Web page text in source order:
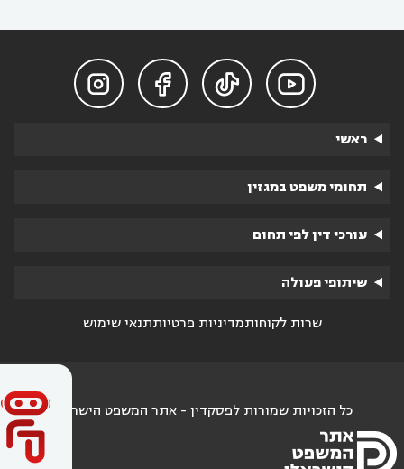




ראשי
תחומי משפט במגזין
עורכי דין לפי תחום
שיתופי פעולה
שרות לקוחותמדיניות פרטיותתנאי שימוש
כל הזכויות שמורות לפסקדין - אתר המשפט הישראלי